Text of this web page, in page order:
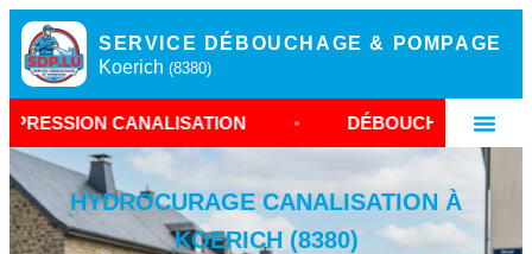
SERVICE DÉBOUCHAGE & POMPAGE
Koerich (8380)
• DÉBOUCHAGE CANALISATION
HYDROCURAGE CANALISATION À
KOERICH (8380)